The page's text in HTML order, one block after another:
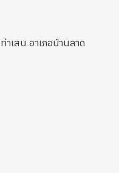
เสน อาเภอบ้านลาด